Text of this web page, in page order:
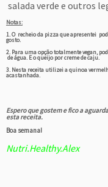
salada verde e outros
Notas:
1. O recheio da pizza que apresentei
gosto.
2. Para uma opção totalmente vegan,
de água. E o queijo por creme de caju.
3. Nesta receita utilizei a quinoa
acastanhada.
Espero que gostem e fico a
esta receita.
Boa semana!
Nutri.Healthy.Alex